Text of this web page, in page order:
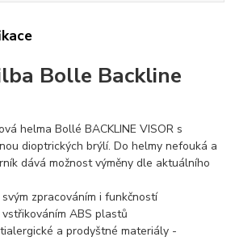
Bolle Backline
helma Bollé BACKLINE VISOR s
dioptrických brýlí. Do helmy nefouká a
dává možnost výměny dle aktuálního
zpracováním i funkčností
ABS plastů
a prodyštné materiály -